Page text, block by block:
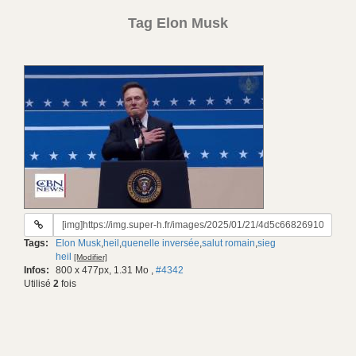
Tag Elon Musk
URL
gif:
Tags: Elon Musk,heil ,quenelle inversée,salut romain,sieg
heil
[Modifier]
Infos: 800 x 477px, 1.31 Mo , #4342
Utilisé 2 fois